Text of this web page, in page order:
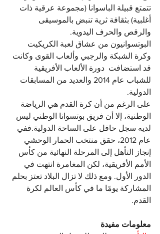
تتمتع قبيلة الباسوانا (مجموعة عرقية ذات
أغلبية) بثقافة ثرية تنبض بالموسيقى
والرقص والحرف اليدوية.
البوتسوانيون من عشاق لعبة الكريكيت
وكرة الشبكة والرجبي وألعاب القوى وكانت
قد استضافت  دورة الألعاب الأفريقية
للشباب عام 2014 والعديد من المسابقات
الدولية.
على الرغم من أن كرة القدم هي الرياضة
الوطنية، إلا أن فريق بوتسوانا الوطني ليس
لديه سجل حافل على الساحة الدولية.ففي
عام 2012، حقق منتخب الحمار الوحشي
إنجاز التأهل إلى المرحلة النهائية من كأس
الأمم الأفريقية، لكن المغامرة انتهت في
الدور الأول. ومع ذلك لا تزال البلاد تعتز بحلم
المشاركة يومًا ما في كأس العالم لكرة
القدم.
معلومات مفيدة